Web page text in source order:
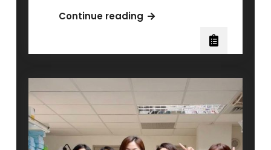
Continue reading🎉
翠
驗
室